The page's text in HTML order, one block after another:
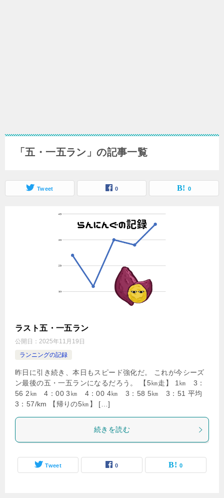
「五・一五ラン」の記事一覧
Tweet 0 0
ラスト五・一五ラン
公開日： 2025年11月19日
ランニングの記録
昨日に引き続き、本日もスピード強化だ。 これが今シーズ
ン最後の五・一五ランになるだろう。 【5㎞走】 1㎞ 3：
56 2㎞ 4：00 3㎞ 4：00 4㎞ 3：58 5㎞ 3：51 平均
3：57/km 【帰りの5㎞】 […]
続きを読む
Tweet 0 0